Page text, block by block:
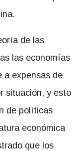
de las
las economías
a expensas de
situación, y esto
de políticas
económica
que los